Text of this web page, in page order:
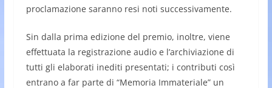
proclamazione saranno resi noti successivamente.
Sin dalla prima edizione del premio, inoltre, viene
effettuata la registrazione audio e l’archiviazione di
tutti gli elaborati inediti presentati; i contributi così
entrano a far parte di “Memoria Immateriale” un